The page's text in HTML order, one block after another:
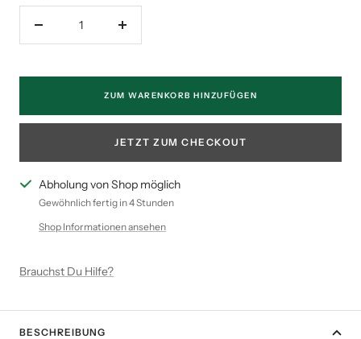
Menge
ZUM WARENKORB HINZUFÜGEN
JETZT ZUM CHECKOUT
Abholung von Shop möglich
Gewöhnlich fertig in 4 Stunden
Shop Informationen ansehen
Brauchst Du Hilfe?
BESCHREIBUNG